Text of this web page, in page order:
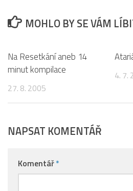
MOHLO BY SE VÁM
Na Resetkání aneb 14
minut kompilace
27. 8. 2005
4. 7.
NAPSAT KOMENTÁŘ
Komentář*